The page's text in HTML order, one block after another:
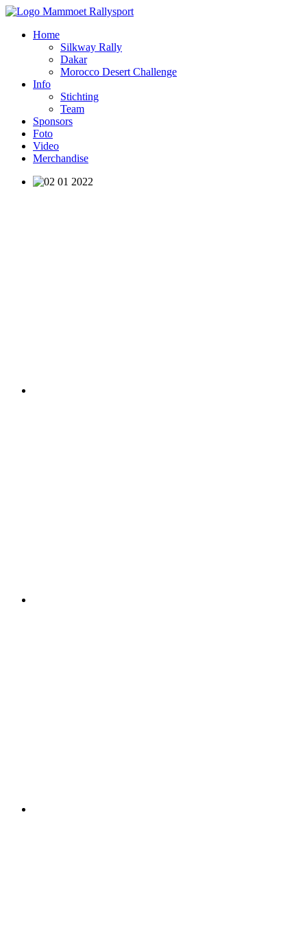
Home
Silkway Rally
Dakar
Morocco Desert Challenge
Info
Stichting
Team
Sponsors
Foto
Video
Merchandise